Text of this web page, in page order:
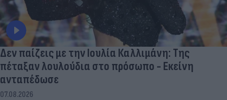
Δεν παίζεις με την Ιουλία Καλλιμάνη: Της
πέταξαν λουλούδια στο πρόσωπο - Εκείνη
ανταπέδωσε
07.08.2026